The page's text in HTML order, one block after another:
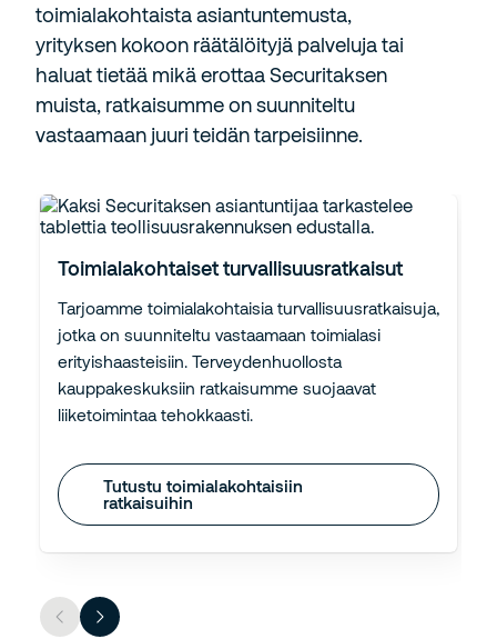
toimialakohtaista asiantuntemusta,
yrityksen kokoon räätälöityjä palveluja tai
haluat tietää mikä erottaa Securitaksen
muista, ratkaisumme on suunniteltu
vastaamaan juuri teidän tarpeisiinne.
Toimialakohtaiset turvallisuusratkaisut
Tarjoamme toimialakohtaisia turvallisuusratkaisuja,
jotka on suunniteltu vastaamaan toimialasi
erityishaasteisiin. Terveydenhuollosta
kauppakeskuksiin ratkaisumme suojaavat
liiketoimintaa tehokkaasti.
Tutustu toimialakohtaisiin
ratkaisuihin